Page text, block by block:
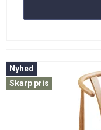
Nyhed
Skarp pris